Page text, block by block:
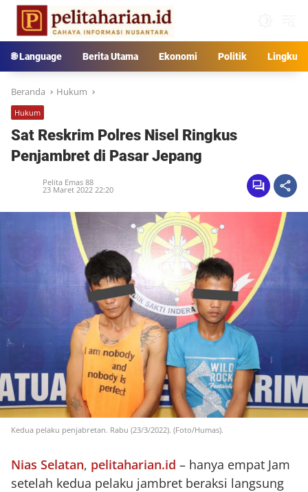
Langsung
konten
🌐 Language Berita Utama Ekonomi Politik
Beranda Hukum
Hukum
Sat Reskrim Polres Nisel Ringkus
Penjambret di Pasar Jepang
Pelita Emas 88
23 Maret 2022 22:20
Kedua pelaku penjabretan. Rabu (23/3/2022). (Foto/Humas).
Nias Selatan, pelitaharian.id – hanya empat Jam
setelah kedua pelaku jambret beraksi langsung